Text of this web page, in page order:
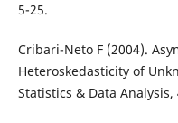
5-25.
Cribari-Neto F (2004).
Heteroskedasticity of
Statistics & Data Analysis,